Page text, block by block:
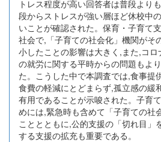
トレス程度が高い回答者は普段より
段からストレスが強い層ほど休校中
いことが確認された。保育・子育て
社会で,「子育ての社会化」機関がそ
小したことの影響は大きく,また,コ
の就労に関する平時からの問題もよ
た。こうした中で本調査では,食事提
食費の軽減にとどまらず,孤立感の緩
有用であることが示唆された。子育
めには,緊急時も含めて「子育ての社
こととともに,公的支援の「切れ目」
する支援の拡充も重要である。